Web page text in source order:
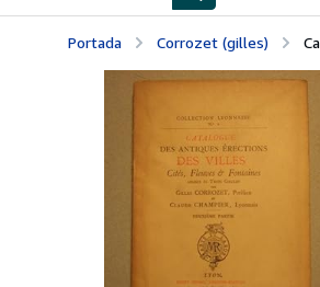
Portada Corrozet (gilles)